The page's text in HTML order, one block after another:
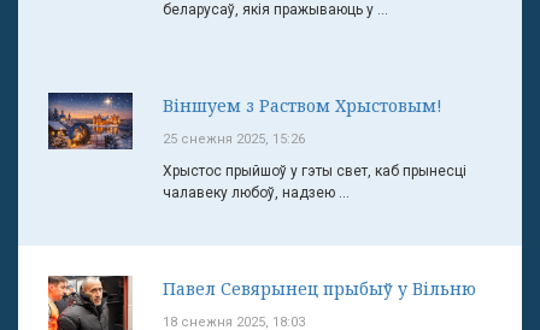
беларусаў, якія пражываюць у ...
Віншуем з Раством Хрыстовым!
25 снежня 2025, 15:26
Хрыстос прыйшоў у гэты свет, каб прынесці
чалавеку любоў, надзею ...
Павел Севярынец прыбыў у Вільню
18 снежня 2025, 18:03